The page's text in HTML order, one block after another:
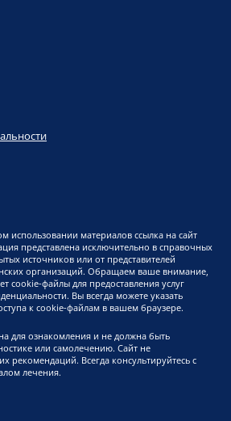
использовании материалов ссылка на сайт
представлена исключительно в справочных
источников или от представителей
организаций. Обращаем ваше внимание,
cookie-файлы для предоставления услуг
Вы всегда можете указать
к cookie-файлам в вашем браузере.
для ознакомления и не должна быть
или самолечению. Сайт не
рекомендаций. Всегда консультируйтесь с
лечения.